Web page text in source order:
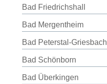
Bad Friedrichshall
Bad Mergentheim
Bad Peterstal-Griesbach
Bad Schönborn
Bad Überkingen